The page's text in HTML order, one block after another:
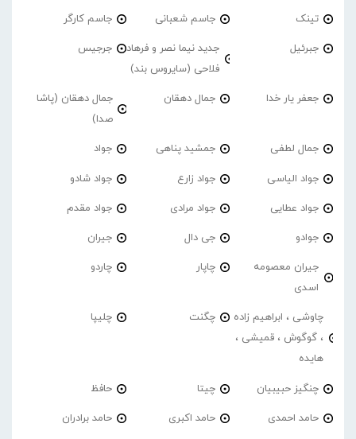
تینک جاسم شعبانی جاسم کارگر
جبرئیل
جدید نیما نصر و فرهاد
فلاحی (سایروس بند)
جرجیس
جعفر یار خدا جمال دهقان
جمال دهقان (پاشا
صدا)
جمال لطفی جمشید پناهی جواد
جواد الیاسی جواد زارع جواد شادو
جواد عطایی جواد مرادی جواد مقدم
جوادو جی دال جیران
جیران معصومه
اسدی
چاپار چاردو
چاوشی ، ابراهیم زاده
، گوگوش ، قمیشی ،
هایده
چگنت چلیپا
چنگیز حبیبیان چیتا حافظ
حامد احمدی حامد اکبری حامد برادران